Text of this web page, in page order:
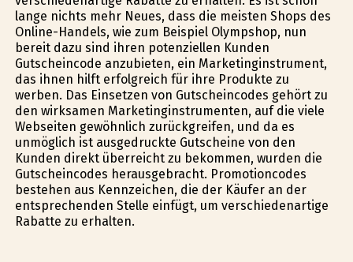
lange nichts mehr Neues, dass die meisten Shops des
Online-Handels, wie zum Beispiel Olympshop, nun
bereit dazu sind ihren potenziellen Kunden
Gutscheincode anzubieten, ein Marketinginstrument,
das ihnen hilft erfolgreich für ihre Produkte zu
werben. Das Einsetzen von Gutscheincodes gehört zu
den wirksamen Marketinginstrumenten, auf die viele
Webseiten gewöhnlich zurückgreifen, und da es
unmöglich ist ausgedruckte Gutscheine von den
Kunden direkt überreicht zu bekommen, wurden die
Gutscheincodes herausgebracht. Promotioncodes
bestehen aus Kennzeichen, die der Käufer an der
entsprechenden Stelle einfügt, um verschiedenartige
Rabatte zu erhalten.